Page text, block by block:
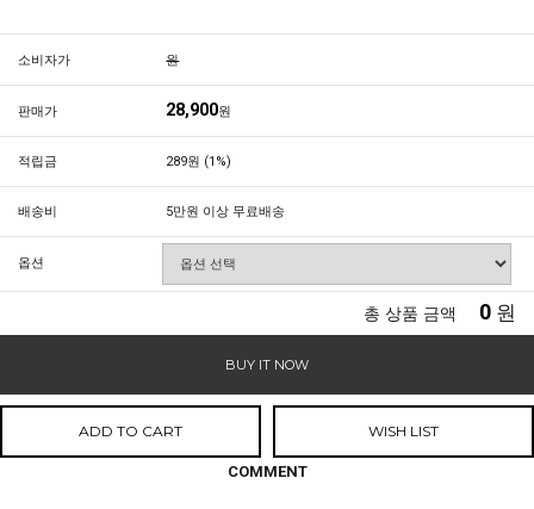
소비자가 원
판매가 28,900원
적립금 289원 (1%)
배송비 5만원 이상 무료배송
옵션
총 상품 금액 0 원
BUY IT NOW
ADD TO CART WISH LIST
COMMENT